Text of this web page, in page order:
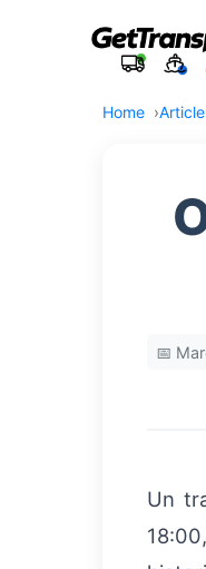
Home
📅
Un